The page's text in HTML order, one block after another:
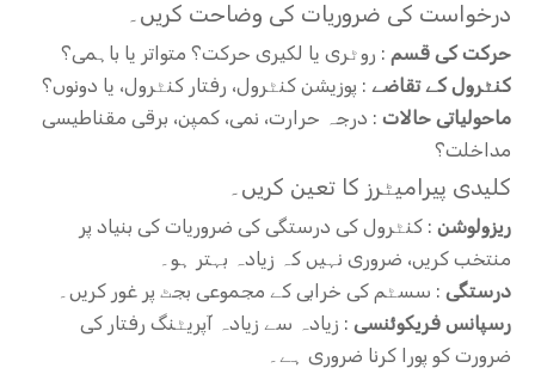
درخواست کی ضروریات کی وضاحت کریں۔
حرکت کی قسم : روٹری یا لکیری حرکت؟ متواتر یا باہمی؟
کنٹرول کے تقاضے : پوزیشن کنٹرول، رفتار کنٹرول، یا دونوں؟
ماحولیاتی حالات : درجہ حرارت، نمی، کمپن، برقی مقناطیسی
مداخلت؟
کلیدی پیرامیٹرز کا تعین کریں۔
ریزولوشن : کنٹرول کی درستگی کی ضروریات کی بنیاد پر
منتخب کریں، ضروری نہیں کہ زیادہ بہتر ہو۔
درستگی : سسٹم کی خرابی کے مجموعی بجٹ پر غور کریں۔
رسپانس فریکوئنسی : زیادہ سے زیادہ آپریٹنگ رفتار کی
ضرورت کو پورا کرنا ضروری ہے۔